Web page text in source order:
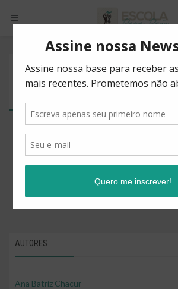
POSTS BY TAG
HISTÓRIA
There are no posts to
AUTORES
Ana Batriz Chacur